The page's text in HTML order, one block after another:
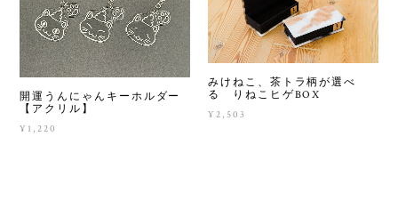
開運うんにゃんキーホルダー
【アクリル】
¥1,220
みけねこ、茶トラ柄が選べ
る りねこヒゲBOX
¥2,503